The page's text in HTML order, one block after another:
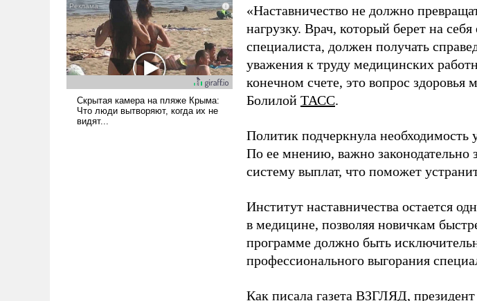
налогоплательщиков и где
Еревану за свои поступки не
нужно отвечать.
«Наставничество не должно
нагрузку. Врач, который берет на
специалиста, должен получать
уважения к труду медицинских
конечном счете, это вопрос здоровья
Болилой ТАСС.
Политик подчеркнула необходимость
По ее мнению, важно законодательно
систему выплат, что поможет
Институт наставничества остается
в медицине, позволяя новичкам
программе должно быть
профессионального выгорания
Как писала газета ВЗГЛЯД,